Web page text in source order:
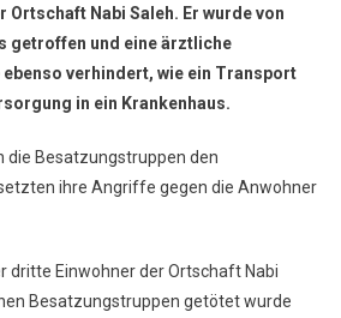
Ortschaft Nabi Saleh. Er wurde von
getroffen und eine ärztliche
verhindert, wie ein Transport
in ein Krankenhaus.
Besatzungstruppen den
ihre Angriffe gegen die Anwohner
dritte Einwohner der Ortschaft Nabi
Besatzungstruppen getötet wurde